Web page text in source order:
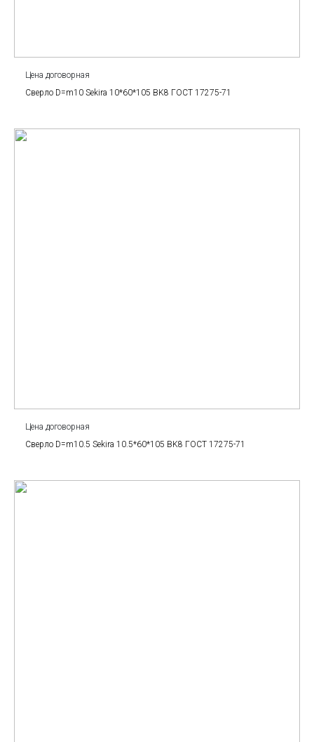
Цена договорная
Сверло D=m10 Sekira 10*60*105 BK8 ГОСТ 17275-71
Цена договорная
Сверло D=m10.5 Sekira 10.5*60*105 BK8 ГОСТ 17275-71